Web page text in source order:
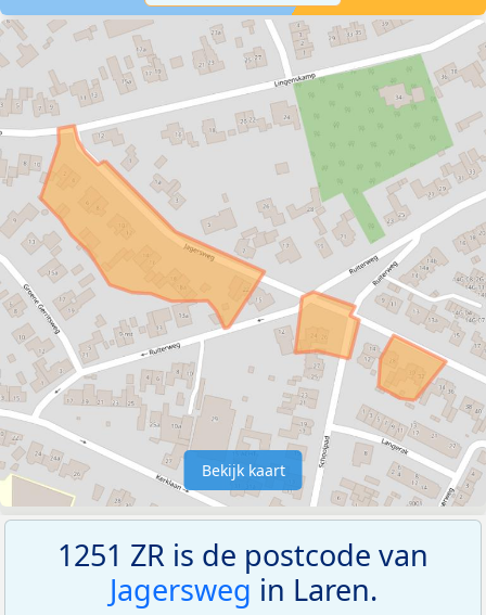
Bekijk kaart
1251 ZR is de postcode van
Jagersweg in Laren.